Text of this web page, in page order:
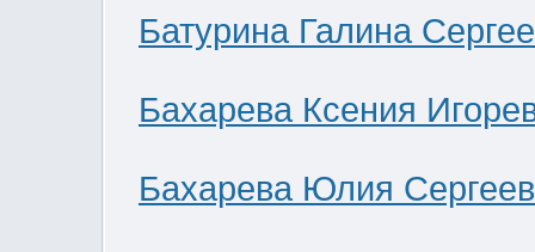
Батурина Галина
Бахарева Ксения
Бахарева Юлия